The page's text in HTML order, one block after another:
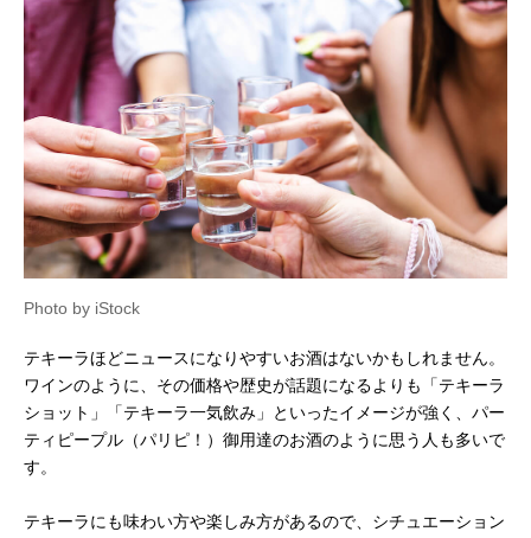
Photo by iStock
テキーラほどニュースになりやすいお酒はないかもしれません。
ワインのように、その価格や歴史が話題になるよりも「テキーラ
ショット」「テキーラ一気飲み」といったイメージが強く、パー
ティピープル（パリピ！）御用達のお酒のように思う人も多いで
す。
テキーラにも味わい方や楽しみ方があるので、シチュエーション